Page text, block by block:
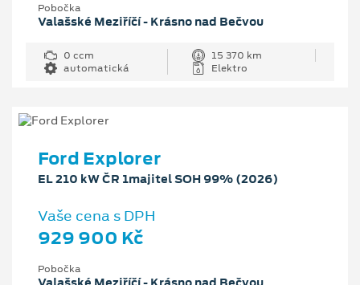
Pobočka
Valašské Meziříčí - Krásno nad Bečvou
0 ccm
15 370 km
automatická
Elektro
Ford Explorer
EL 210 kW ČR 1majitel SOH 99% (2026)
Vaše cena s DPH
929 900 Kč
Pobočka